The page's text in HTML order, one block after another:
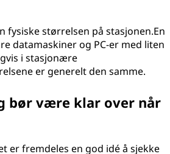
størrelsen på stasjonen.En
datamaskiner og PC-er med liten
i stasjonære
er generelt den samme.
bør være klar over når
er fremdeles en god idé å sjekke